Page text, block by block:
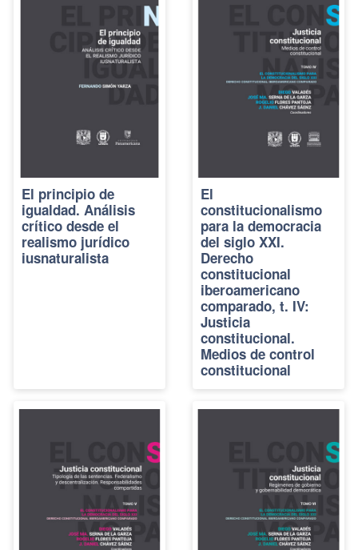
El principio de
igualdad. Análisis
crítico desde el
realismo jurídico
iusnaturalista
El
constitucionalismo
para la democracia
del siglo XXI.
Derecho
constitucional
iberoamericano
comparado, t. IV:
Justicia
constitucional.
Medios de control
constitucional